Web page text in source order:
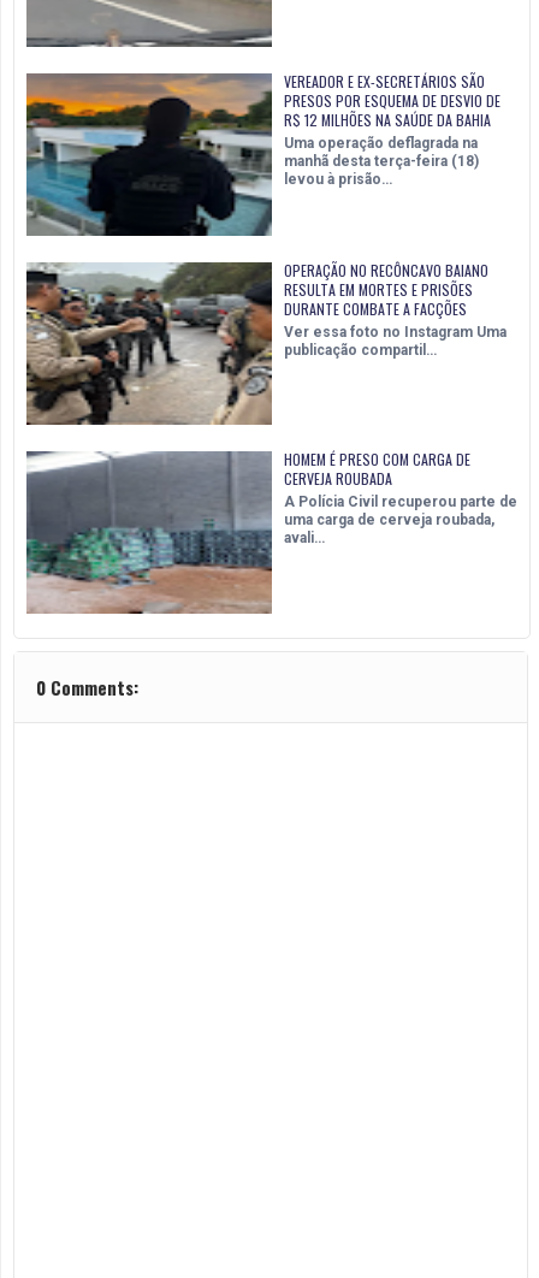
VEREADOR E EX-SECRETÁRIOS SÃO
PRESOS POR ESQUEMA DE DESVIO DE
R$ 12 MILHÕES NA SAÚDE DA BAHIA
Uma operação deflagrada na
manhã desta terça-feira (18)
levou à prisão…
OPERAÇÃO NO RECÔNCAVO BAIANO
RESULTA EM MORTES E PRISÕES
DURANTE COMBATE A FACÇÕES
Ver essa foto no Instagram Uma
publicação compartil…
HOMEM É PRESO COM CARGA DE
CERVEJA ROUBADA
A Polícia Civil recuperou parte de
uma carga de cerveja roubada,
avali…
0 Comments: